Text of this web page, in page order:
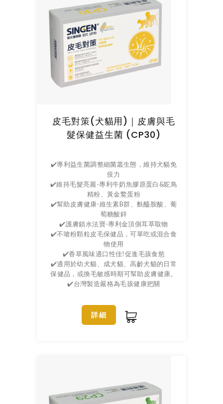
皮毛對策(犬貓用)｜皮膚與毛
髮保健益生菌 (CP30)
✔️專利益生菌調整細菌叢生態，維持犬貓免
疫力
✔️維持毛髮亮麗-專利牛奶魚膠原蛋白&鴕鳥
精粉、黃金鱉蛋粉
✔️幫助皮膚健康-維生素B群、麩醯胺酸、葡
萄糖酸鋅
✔️護膚鎖水法寶-專利金頂側耳萃取物
✔️不嗆粉顆粒皮毛保健品，可單吃或混合食
物使用
✔️香草風味適口性佳!促進毛孩食慾
✔️適用於幼犬貓、成犬貓、高齡犬貓的日常
保健品，或換毛敏感時期可幫助皮膚健康。
✔️台灣製造嚴格為毛孩健康把關
詳細